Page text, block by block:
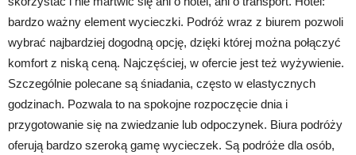
bardzo ważny element wycieczki. Podróż wraz z biurem pozwoli
wybrać najbardziej dogodną opcję, dzięki której można połączyć
komfort z niską ceną. Najczęściej, w ofercie jest też wyżywienie.
Szczególnie polecane są śniadania, często w elastycznych
godzinach. Pozwala to na spokojne rozpoczęcie dnia i
przygotowanie się na zwiedzanie lub odpoczynek. Biura podróży
oferują bardzo szeroką gamę wycieczek. Są podróże dla osób,